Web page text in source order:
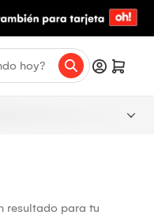
resultado para tu